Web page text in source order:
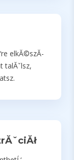
elkĂ©szĂ­
talĂˇlsz,